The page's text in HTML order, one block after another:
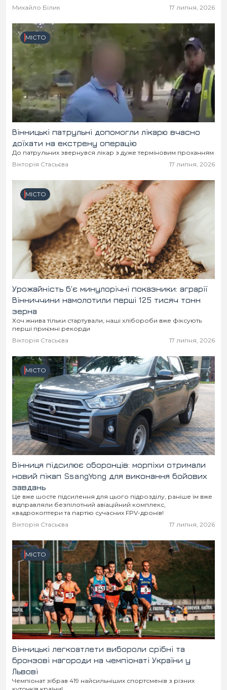
Михайло Білик
17 липня, 2026
МІСТО
Вінницькі патрульні допомогли лікарю вчасно
доїхати на екстрену операцію
До патрульних звернувся лікар з дуже терміновим проханням
Вікторія Стасьєва
17 липня, 2026
МІСТО
Урожайність б’є минулорічні показники: аграрії
Вінниччини намолотили перші 125 тисяч тонн
зерна
Хоч жнива тільки стартували, наші хлібороби вже фіксують
перші приємні рекорди
Вікторія Стасьєва
17 липня, 2026
МІСТО
Вінниця підсилює оборонців: морпіхи отримали
новий пікап SsangYong для виконання бойових
завдань
Це вже шосте підсилення для цього підрозділу, раніше їм вже
відправляли безпілотний авіаційний комплекс,
квадрокоптери та партію сучасних FPV-дронів!
Вікторія Стасьєва
17 липня, 2026
МІСТО
Вінницькі легкоатлети вибороли срібні та
бронзові нагороди на чемпіонаті України у
Львові
Чемпіонат зібрав 419 найсильніших спортсменів з різних